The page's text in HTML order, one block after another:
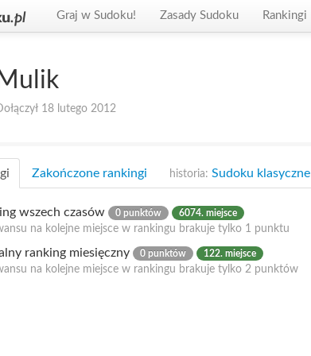
Graj w Sudoku! Zasady Sudoku Rankingi
Mulik
18 lutego 2012
Zakończone rankingi historia: Sudoku klasyczne
wszech czasów 0 punktów 6074. miejsce
na kolejne miejsce w rankingu brakuje tylko 1 punktu
ranking miesięczny 0 punktów 122. miejsce
na kolejne miejsce w rankingu brakuje tylko 2 punktów